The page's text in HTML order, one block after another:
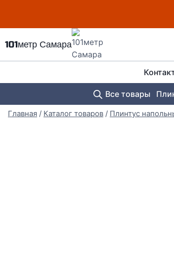
содержимому
101метр Самара
Все товары
Главная / Каталог товаров / Плинтус